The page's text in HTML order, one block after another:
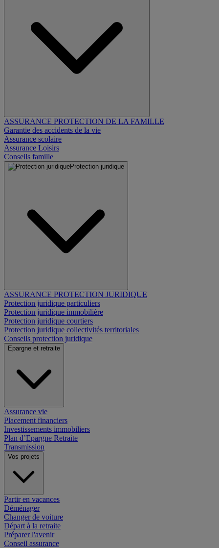
ASSURANCE PROTECTION DE LA FAMILLE
Garantie des accidents de la vie
Assurance scolaire
Assurance Loisirs
Conseils famille
Protection juridique
ASSURANCE PROTECTION JURIDIQUE
Protection juridique particuliers
Protection juridique immobilière
Protection juridique courtiers
Protection juridique collectivités territoriales
Conseils protection juridique
Epargne et retraite
Assurance vie
Placement financiers
Investissements immobiliers
Plan d’Epargne Retraite
Transmission
Vos projets
Partir en vacances
Déménager
Changer de voiture
Départ à la retraite
Préparer l'avenir
Conseil assurance